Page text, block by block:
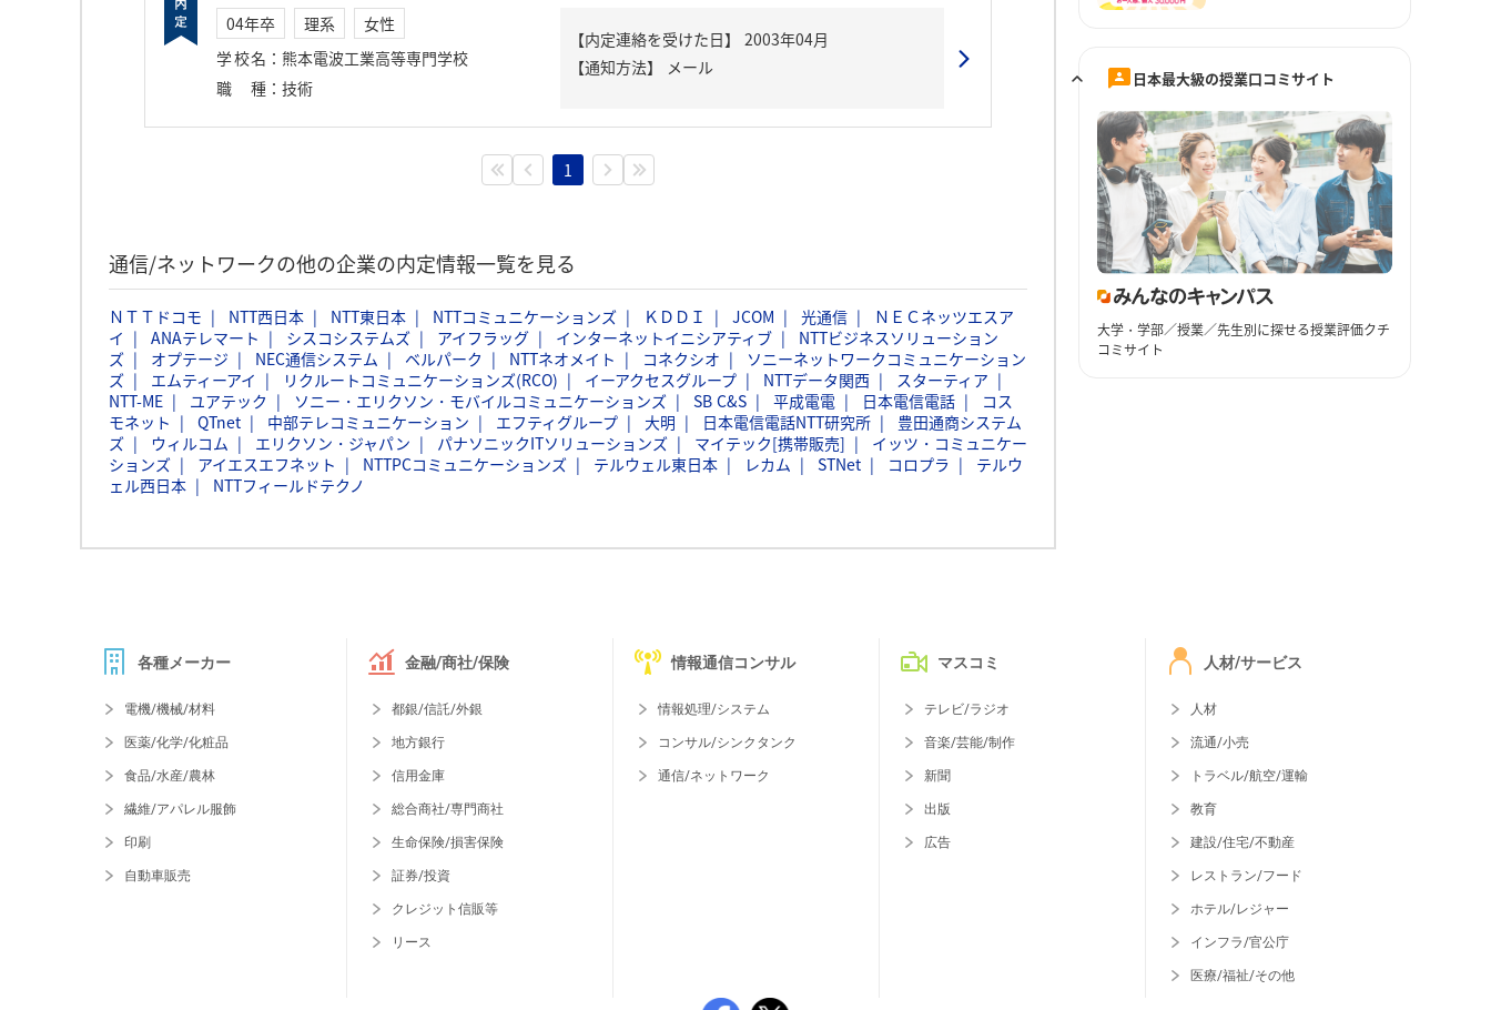
04年卒 理系
女性
学校名 ： 熊本電波工業高等専門学校
職種 ： 技術
【内定連絡を受けた日】
2003年04月
【通知方法】
メール
1
通信/ネットワークの他の企業の内定情報一覧を見る
ＮＴＴドコモ NTT西日本 NTT東日本 NTTコミュニケーションズ ＫＤＤＩ JCOM 光通信
ＮＥＣネッツエスア
イ
ANAテレマート シスコシステムズ アイフラッグ インターネットイニシアティブ
NTTビジネスソリューション
ズ
オプテージ NEC通信システム ベルパーク NTTネオメイト コネクシオ
ソニーネットワークコミュニケーション
ズ
エムティーアイ リクルートコミュニケーションズ(RCO) イーアクセスグループ NTTデータ関西
スターティア
NTT-ME
ユアテック ソニー・エリクソン・モバイルコミュニケーションズ SB C&S 平成電電 日本電信電話
コス
モネット
QTnet 中部テレコミュニケーション エフティグループ 大明 日本電信電話NTT研究所
豊田通商システム
ズ
ウィルコム エリクソン・ジャパン パナソニックITソリューションズ マイテック[携帯販売]
イッツ・コミュニケー
ションズ
アイエスエフネット NTTPCコミュニケーションズ テルウェル東日本 レカム STNet コロプラ
テルウ
ェル西日本
NTTフィールドテクノ
日本最大級の授業口コミサイト
大学・学部／授業／先生別に探せる授業評価クチ
コミサイト
各種メーカー
電機/機械/材料
医薬/化学/化粧品
食品/水産/農林
繊維/アパレル服飾
印刷
自動車販売
金融/商社/保険
都銀/信託/外銀
地方銀行
信用金庫
総合商社/専門商社
生命保険/損害保険
証券/投資
クレジット信販等
リース
情報通信コンサル
情報処理/システム
コンサル/シンクタンク
通信/ネットワーク
マスコミ
テレビ/ラジオ
音楽/芸能/制作
新聞
出版
広告
人材/サービス
人材
流通/小売
トラベル/航空/運輸
教育
建設/住宅/不動産
レストラン/フード
ホテル/レジャー
インフラ/官公庁
医療/福祉/その他